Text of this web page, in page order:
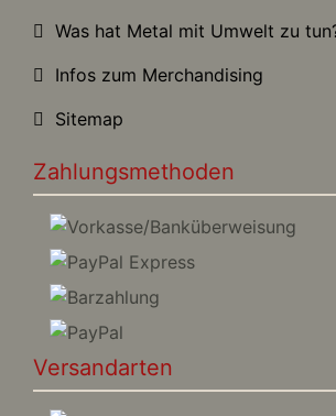
Was hat Metal mit Umwelt zu
Infos zum Merchandising
Sitemap
Zahlungsmethoden
Versandarten